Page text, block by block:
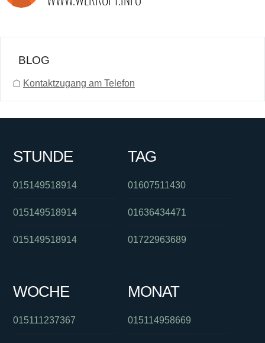
BLOG
☖ Kontaktzugang am Telefon
STUNDE
015149518914
015149518914
015149518914
TAG
01607511430
01636434471
01722963689
WOCHE
015111237367
MONAT
015114958669